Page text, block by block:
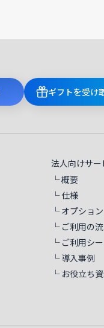
ギフトを受け
法人向けサー
└ 概要
└ 仕様
└ オプション
└ ご利用の
└ ご利用シ
└ 導入事例
└ お役立ち